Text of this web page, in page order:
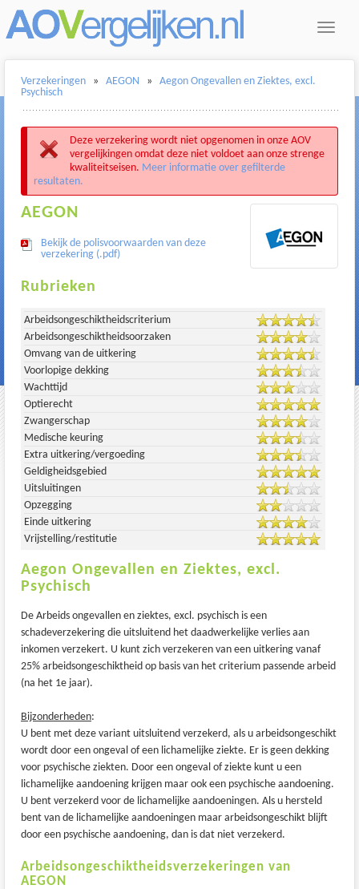
Toggle
Verzekeringen » AEGON » Aegon Ongevallen en Ziektes, excl.
Psychisch
Deze verzekering wordt niet opgenomen in onze AOV
vergelijkingen omdat deze niet voldoet aan onze strenge
kwaliteitseisen. Meer informatie over gefilterde
resultaten.
AEGON
Bekijk de polisvoorwaarden van deze
verzekering (.pdf)
Rubrieken
Arbeidsongeschiktheidscriterium
Arbeidsongeschiktheidsoorzaken
Omvang van de uitkering
Voorlopige dekking
Wachttijd
Optierecht
Zwangerschap
Medische keuring
Extra uitkering/vergoeding
Geldigheidsgebied
Uitsluitingen
Opzegging
Einde uitkering
Vrijstelling/restitutie
Aegon Ongevallen en Ziektes, excl.
Psychisch
De Arbeids ongevallen en ziektes, excl. psychisch is een
schadeverzekering die uitsluitend het daadwerkelijke verlies aan
inkomen verzekert. U kunt zich verzekeren van een uitkering vanaf
25% arbeidsongeschiktheid op basis van het criterium passende arbeid
(na het 1e jaar).
Bijzonderheden:
U bent met deze variant uitsluitend verzekerd, als u arbeidsongeschikt
wordt door een ongeval of een lichamelijke ziekte. Er is geen dekking
voor psychische ziekten. Door een ongeval of ziekte kunt u een
lichamelijke aandoening krijgen maar ook een psychische aandoening.
U bent verzekerd voor de lichamelijke aandoeningen. Als u hersteld
bent van de lichamelijke aandoeningen maar arbeidsongeschikt blijft
door een psychische aandoening, dan is dat niet verzekerd.
Arbeidsongeschiktheidsverzekeringen van
AEGON